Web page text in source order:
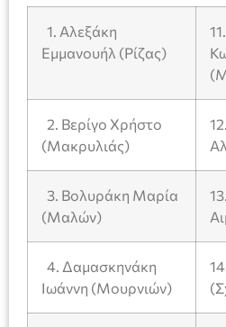
1. Αλεξάκη
Εμμανουήλ (Ρίζας)
2. Βερίγο Χρήστο
(Μακρυλιάς)
3. Βολυράκη Μαρία
(Μαλών)
4. Δαμασκηνάκη
Ιωάννη (Μουρνιών)